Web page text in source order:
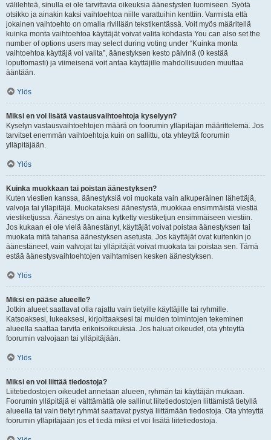
välilehteä, sinulla ei ole tarvittavia oikeuksia äänestysten luomiseen. Syötä
otsikko ja ainakin kaksi vaihtoehtoa niille varattuihin kenttiin. Varmista että
jokainen vaihtoehto on omalla rivillään tekstikentässä. Voit myös määritellä
kuinka monta vaihtoehtoa käyttäjät voivat valita kohdasta You can also set the
number of options users may select during voting under “Kuinka monta
vaihtoehtoa käyttäjä voi valita”, äänestyksen kesto päivinä (0 kestää
loputtomasti) ja viimeisenä voit antaa käyttäjille mahdollisuuden muuttaa
ääntään.
Ylös
Miksi en voi lisätä vastausvaihtoehtoja kyselyyn?
Kyselyn vastausvaihtoehtojen määrä on foorumin ylläpitäjän määrittelemä. Jos
tarvitset enemmän vaihtoehtoja kuin on sallittu, ota yhteyttä foorumin
ylläpitäjään.
Ylös
Kuinka muokkaan tai poistan äänestyksen?
Kuten viestien kanssa, äänestyksiä voi muokata vain alkuperäinen lähettäjä,
valvoja tai ylläpitäjä. Muokataksesi äänestystä, muokkaa ensimmäistä viestiä
viestiketjussa. Äänestys on aina kytketty viestiketjun ensimmäiseen viestiin.
Jos kukaan ei ole vielä äänestänyt, käyttäjät voivat poistaa äänestyksen tai
muokata mitä tahansa äänestyksen asetusta. Jos käyttäjät ovat kuitenkin jo
äänestäneet, vain valvojat tai ylläpitäjät voivat muokata tai poistaa sen. Tämä
estää äänestysvaihtoehtojen vaihtamisen kesken äänestyksen.
Ylös
Miksi en pääse alueelle?
Jotkin alueet saattavat olla rajattu vain tietyille käyttäjille tai ryhmille.
Katsoaksesi, lukeaksesi, kirjoittaaksesi tai muiden toimintojen tekeminen
alueella saattaa tarvita erikoisoikeuksia. Jos haluat oikeudet, ota yhteyttä
foorumin valvojaan tai ylläpitäjään.
Ylös
Miksi en voi liittää tiedostoja?
Liitetiedostojen oikeudet annetaan alueen, ryhmän tai käyttäjän mukaan.
Foorumin ylläpitäjä ei välttämättä ole sallinut liitetiedostojen liittämistä tietyllä
alueella tai vain tietyt ryhmät saattavat pystyä liittämään tiedostoja. Ota yhteyttä
foorumin ylläpitäjään jos et tiedä miksi et voi lisätä liitetiedostoja.